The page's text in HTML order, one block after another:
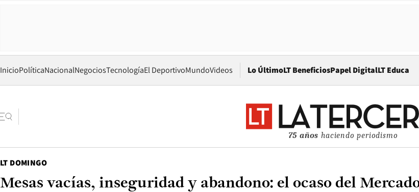
InicioPolíticaNacionalNegociosTecnologíaEl DeportivoMundoVideos Lo ÚltimoLT BeneficiosPapel DigitalOpens in
LT Educa
75 años haciendo periodismo
LT DOMINGO
Mesas vacías, inseguridad y abandono: el ocaso del